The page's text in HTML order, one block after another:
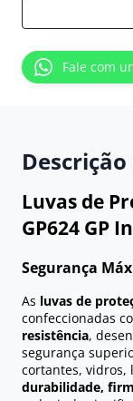
Fale com
Luvas de
GP624 GP
Segurança
As luvas de
confeccionadas
resistência,
segurança
cortantes, vidros,
durabilidade,